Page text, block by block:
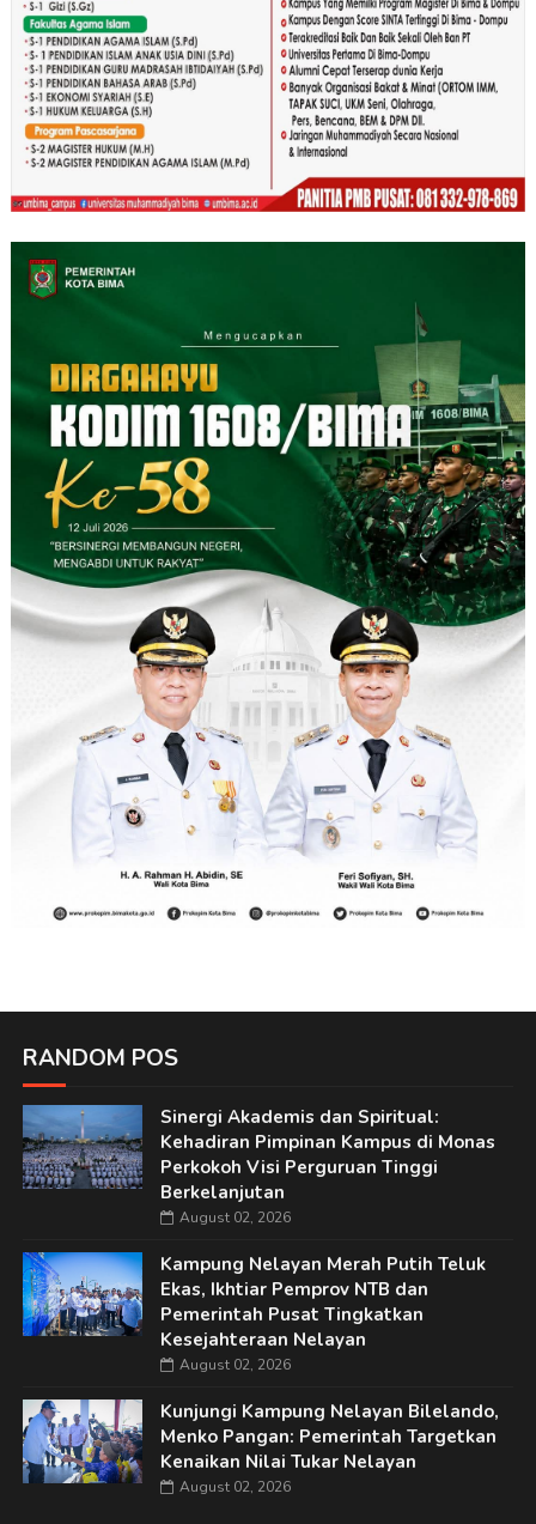
RANDOM POS
Sinergi Akademis dan Spiritual:
Kehadiran Pimpinan Kampus di Monas
Perkokoh Visi Perguruan Tinggi
Berkelanjutan
August 02, 2026
Kampung Nelayan Merah Putih Teluk
Ekas, Ikhtiar Pemprov NTB dan
Pemerintah Pusat Tingkatkan
Kesejahteraan Nelayan
August 02, 2026
Kunjungi Kampung Nelayan Bilelando,
Menko Pangan: Pemerintah Targetkan
Kenaikan Nilai Tukar Nelayan
August 02, 2026